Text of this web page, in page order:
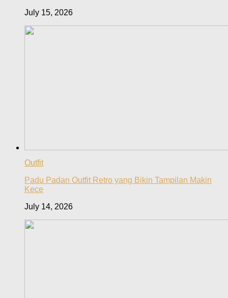
July 15, 2026
Outfit
Padu Padan Outfit Retro yang Bikin Tampilan Makin
Kece
July 14, 2026